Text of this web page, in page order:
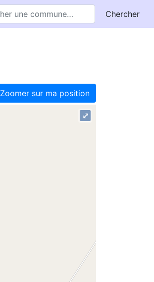
Chercher
Zoomer sur ma position
⤢